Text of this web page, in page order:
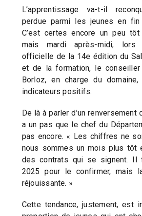
L’apprentissage va-t-il
perdue parmi les jeunes en
C’est certes encore un peu tôt
mais mardi après-midi, lors
officielle de la 14e édition du
et de la formation, le conseiller
Borloz, en charge du
indicateurs positifs.
De là à parler d’un renversement
a un pas que le chef du
pas encore. « Les chiffres ne
nous sommes un mois plus tôt
des contrats qui se signent. Il
2025 pour le confirmer, mais
réjouissante. »
Cette tendance, justement, est